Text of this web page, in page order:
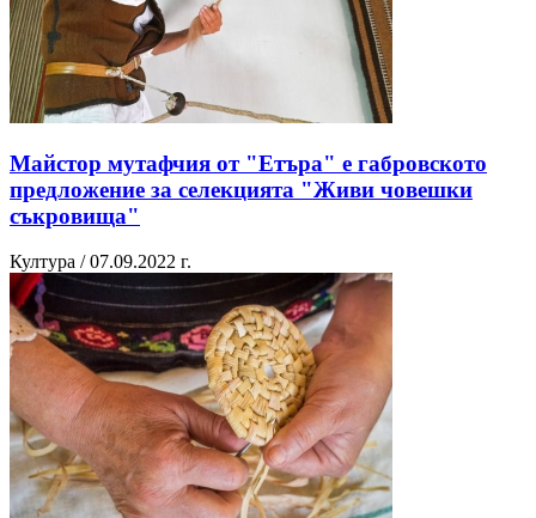
Майстор мутафчия от "Етъра" е габровското
предложение за селекцията "Живи човешки
съкровища"
Култура / 07.09.2022 г.